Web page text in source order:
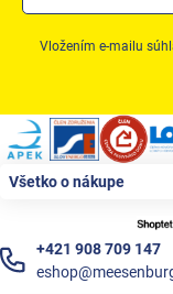
Vložením e-mailu
Zápätie
Všetko o nákupe
+421 908 709 147